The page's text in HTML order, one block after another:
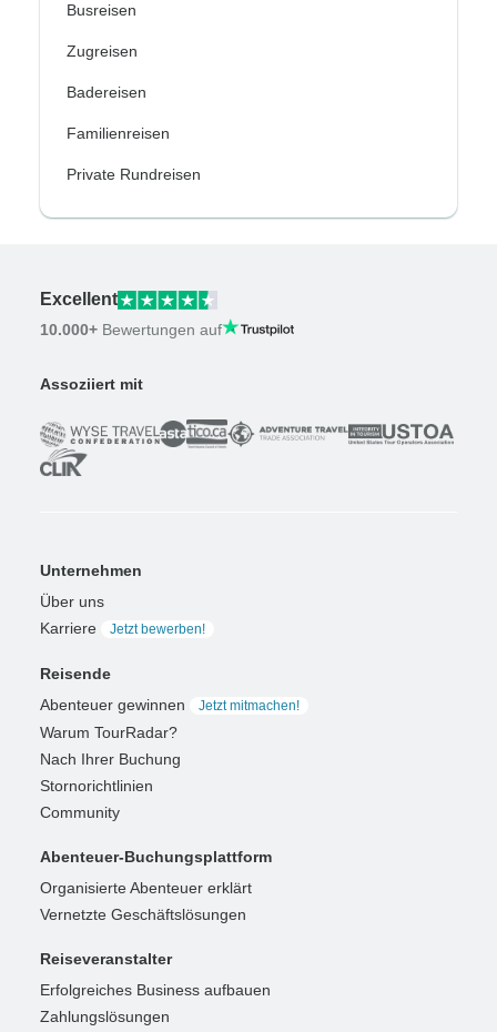
Busreisen
Zugreisen
Badereisen
Familienreisen
Private Rundreisen
Excellent
10.000+ Bewertungen auf
Assoziiert mit
Unternehmen
Über uns
Karriere
Jetzt bewerben!
Reisende
Abenteuer gewinnen
Jetzt mitmachen!
Warum TourRadar?
Nach Ihrer Buchung
Stornorichtlinien
Community
Abenteuer-Buchungsplattform
Organisierte Abenteuer erklärt
Vernetzte Geschäftslösungen
Reiseveranstalter
Erfolgreiches Business aufbauen
Zahlungslösungen